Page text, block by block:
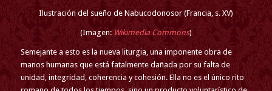
Ilustración del sueño de Nabucodonosor (Francia, s. XV)
(Imagen: Wikimedia Commons)
Semejante a esto es la nueva liturgia, una imponente obra de
manos humanas que está fatalmente dañada por su falta de
unidad, integridad, coherencia y cohesión. Ella no es el único rito